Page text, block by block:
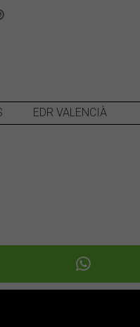
EDR VALENCIÀ